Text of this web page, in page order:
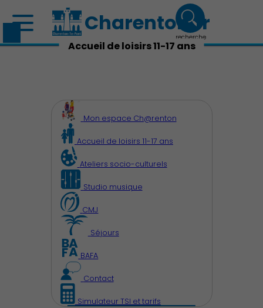
Charenton.fr
recherche
Accueil de loisirs 11-17 ans
Mon espace Ch@renton
Accueil de loisirs 11-17 ans
Ateliers socio-culturels
Studio musique
CMJ
Séjours
BAFA
Contact
Simulateur TSI et tarifs